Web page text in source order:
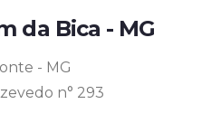
da Bica - MG
- MG
n° 293